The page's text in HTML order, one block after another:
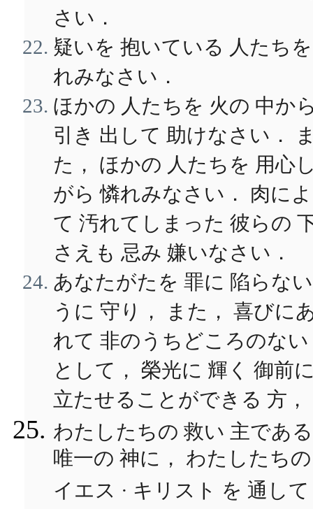
さい．
疑いを 抱いている 人たち
れみなさい．
ほかの 人たちを 火の 中か
引き 出して 助けなさい．
た， ほかの 人たちを 用心
がら 憐れみなさい． 肉に
て 汚れてしまった 彼らの
さえも 忌み 嫌いなさい．
あなたがたを 罪に 陷らな
うに 守り， また， 喜びに
れて 非のうちどころのない
として， 榮光に 輝く 御前
立たせることができる 方，
わたしたちの 救い 主である
唯一の 神に， わたしたち
イエス · キリスト を 通し